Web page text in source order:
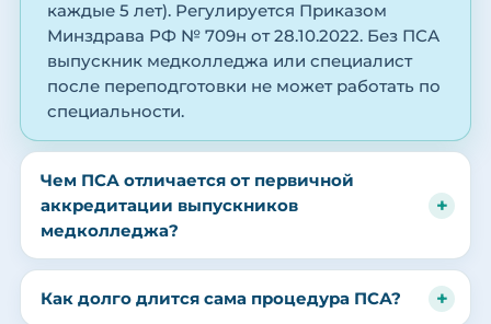
каждые 5 лет). Регулируется Приказом
Минздрава РФ № 709н от 28.10.2022. Без ПСА
выпускник медколледжа или специалист
после переподготовки не может работать по
специальности.
Чем ПСА отличается от первичной
аккредитации выпускников
медколледжа?
Как долго длится сама процедура ПСА?